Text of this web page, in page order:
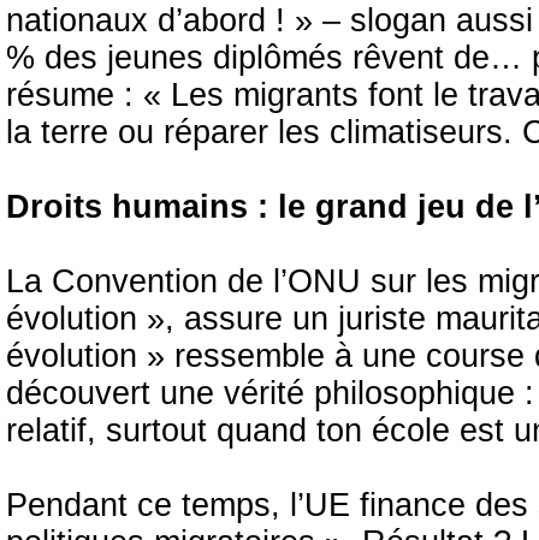
nationaux d’abord ! » – slogan
% des jeunes diplômés rêvent de…
résume : « Les migrants font le
la terre ou réparer les climatiseurs.
Droits humains : le grand jeu de
La Convention de l’ONU sur les
évolution », assure un juriste
évolution » ressemble à une
découvert une vérité philosophique
relatif, surtout quand ton école est
Pendant ce temps, l’UE finance